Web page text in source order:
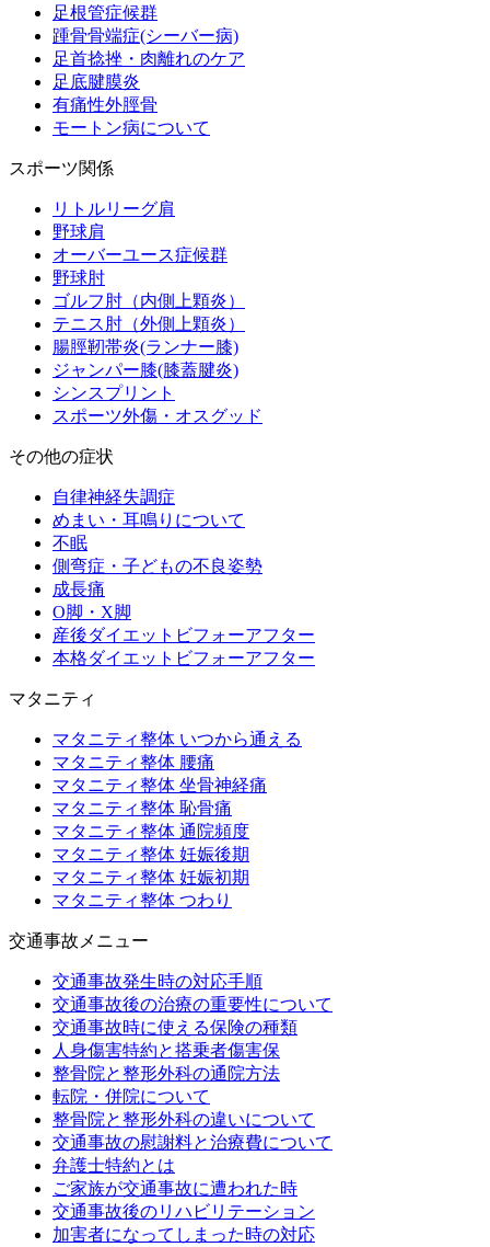
足根管症候群
踵骨骨端症(シーバー病)
足首捻挫・肉離れのケア
足底腱膜炎
有痛性外脛骨
モートン病について
スポーツ関係
リトルリーグ肩
野球肩
オーバーユース症候群
野球肘
ゴルフ肘（内側上顆炎）
テニス肘（外側上顆炎）
腸脛靭帯炎(ランナー膝)
ジャンパー膝(膝蓋腱炎)
シンスプリント
スポーツ外傷・オスグッド
その他の症状
自律神経失調症
めまい・耳鳴りについて
不眠
側弯症・子どもの不良姿勢
成長痛
O脚・X脚
産後ダイエットビフォーアフター
本格ダイエットビフォーアフター
マタニティ
マタニティ整体 いつから通える
マタニティ整体 腰痛
マタニティ整体 坐骨神経痛
マタニティ整体 恥骨痛
マタニティ整体 通院頻度
マタニティ整体 妊娠後期
マタニティ整体 妊娠初期
マタニティ整体 つわり
交通事故メニュー
交通事故発生時の対応手順
交通事故後の治療の重要性について
交通事故時に使える保険の種類
人身傷害特約と搭乗者傷害保
整骨院と整形外科の通院方法
転院・併院について
整骨院と整形外科の違いについて
交通事故の慰謝料と治療費について
弁護士特約とは
ご家族が交通事故に遭われた時
交通事故後のリハビリテーション
加害者になってしまった時の対応